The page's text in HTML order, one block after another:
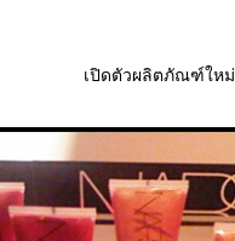
เปิดตัวผลิตภัณฑ์ใหม่